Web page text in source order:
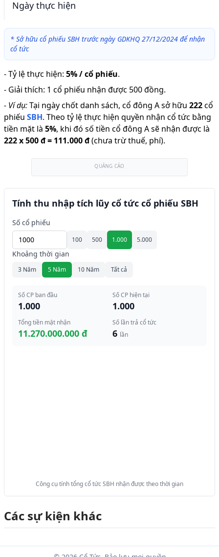
Ngày thực hiện
* Sở hữu cổ phiếu SBH trước ngày GDKHQ 27/12/2024 để nhận
cổ tức
-Tỷ lệ thực hiện: 5% / cổ phiếu.
- Giải thích: 1 cổ phiếu nhận được 500 đồng.
- Ví dụ:Tại ngày chốt danh sách, cổ đông A sở hữu 222cổ
phiếu SBH. Theo tỷ lệ thực hiện quyền nhận cổ tức bằng
tiền mặt là 5%, khi đó số tiền cổ đông A sẽ nhận được là
222x500 đ= 111.000 đ(chưa trừ thuế, phí).
QUẢNG CÁO
Tính thu nhập tích lũy cổ tức cổ phiếu SBH
Số cổ phiếu
100 500 1.000 5.000
Khoảng thời gian
3 Năm 5 Năm 10 Năm Tất cả
Số CP ban đầu
1.000
Số CP hiện tại
1.000
Tổng tiền mặt nhận
11.270.000.000 đ
Số lần trả cổ tức
6 lần
Công cụ tính tổng cổ tức SBH nhận được theo thời gian
Các sự kiện khác